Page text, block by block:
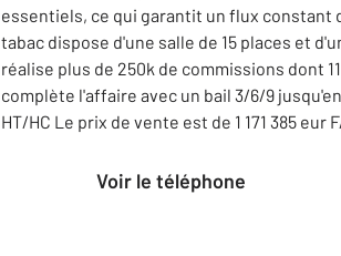
essentiels, ce qui garantit un flux constant
tabac dispose d'une salle de 15 places et
réalise plus de 250k de commissions dont
complète l'affaire avec un bail 3/6/9
HT/HC Le prix de vente est de 1 171 385 eur
Voir le téléphone